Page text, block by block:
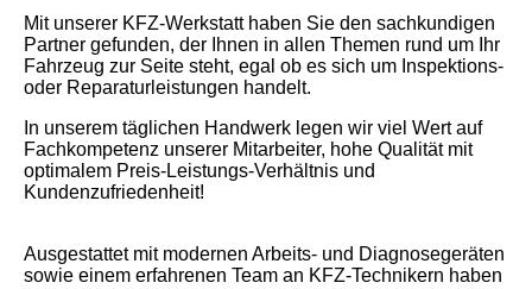
Mit unserer KFZ-Werkstatt haben Sie den sachkundigen
Partner gefunden, der Ihnen in allen Themen rund um Ihr
Fahrzeug zur Seite steht, egal ob es sich um Inspektions-
oder Reparaturleistungen handelt.
In unserem täglichen Handwerk legen wir viel Wert auf
Fachkompetenz unserer Mitarbeiter, hohe Qualität mit
optimalem Preis-Leistungs-Verhältnis und
Kundenzufriedenheit!
Ausgestattet mit modernen Arbeits- und Diagnosegeräten
sowie einem erfahrenen Team an KFZ-Technikern haben